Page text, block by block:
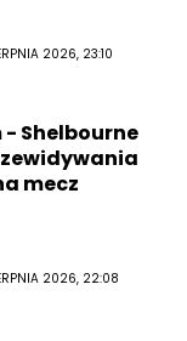
2026, 23:10
Shelbourne
mecz
2026, 22:08